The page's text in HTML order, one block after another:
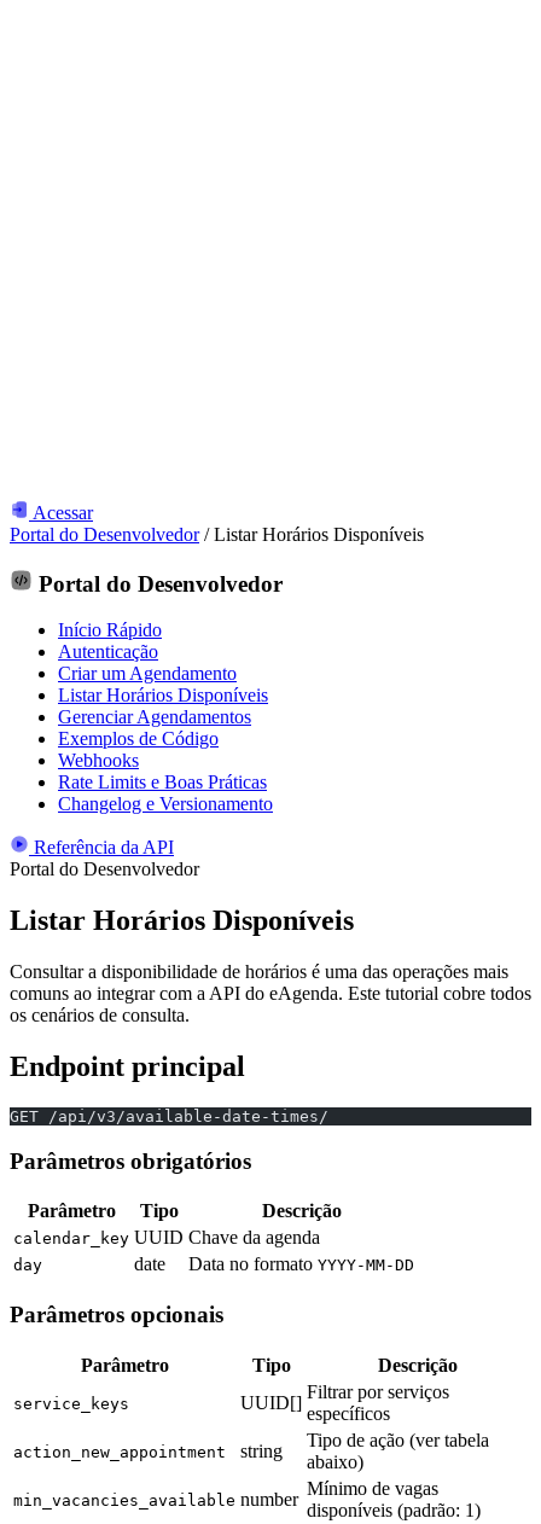
Acessar
Portal do Desenvolvedor / Listar Horários Disponíveis
Portal do Desenvolvedor
Início Rápido
Autenticação
Criar um Agendamento
Listar Horários Disponíveis
Gerenciar Agendamentos
Exemplos de Código
Webhooks
Rate Limits e Boas Práticas
Changelog e Versionamento
Referência da API
Portal do Desenvolvedor
Listar Horários Disponíveis
Consultar a disponibilidade de horários é uma das operações mais
comuns ao integrar com a API do eAgenda. Este tutorial cobre todos
os cenários de consulta.
Endpoint principal
GET /api/v3/available-date-times/
Parâmetros obrigatórios
Parâmetro Tipo Descrição
calendar_key UUID Chave da agenda
day date Data no formato YYYY-MM-DD
Parâmetros opcionais
Parâmetro Tipo Descrição
service_keys UUID[]
Filtrar por serviços
específicos
action_new_appointment string
Tipo de ação (ver tabela
abaixo)
min_vacancies_available number
Mínimo de vagas
disponíveis (padrão: 1)